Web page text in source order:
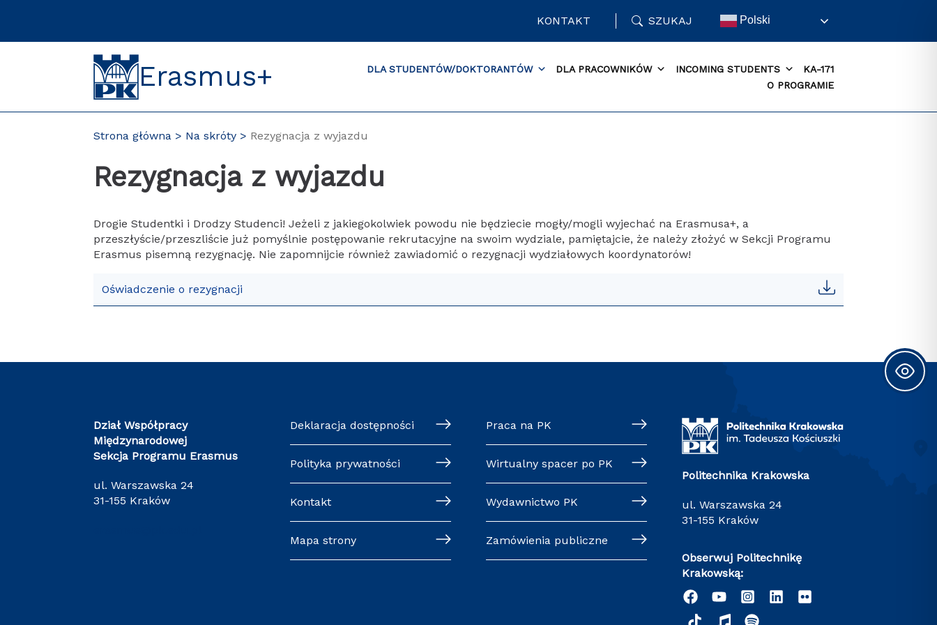
KONTAKT SZUKAJ Polski
Erasmus+ DLA STUDENTÓW/DOKTORANTÓW DLA PRACOWNIKÓW INCOMING STUDENTS
KA-171
O PROGRAMIE
Strona główna Na skróty Rezygnacja z wyjazdu
Rezygnacja z wyjazdu
Drogie Studentki i Drodzy Studenci! Jeżeli z jakiegokolwiek powodu nie będziecie mogły/mogli wyjechać na Erasmusa+, a
przeszłyście/przeszliście już pomyślnie postępowanie rekrutacyjne na swoim wydziale, pamiętajcie, że należy złożyć w Sekcji Programu
Erasmus pisemną rezygnację. Nie zapomnijcie również zawiadomić o rezygnacji wydziałowych koordynatorów!
Oświadczenie o rezygnacji
Dział Współpracy
Międzynarodowej
Sekcja Programu Erasmus
ul. Warszawska 24
31-155 Kraków
Deklaracja dostępności
Polityka prywatności
Kontakt
Mapa strony
Praca na PK
Wirtualny spacer po PK
Wydawnictwo PK
Zamówienia publiczne
Politechnika Krakowska
ul. Warszawska 24
31-155 Kraków
Obserwuj Politechnikę
Krakowską: